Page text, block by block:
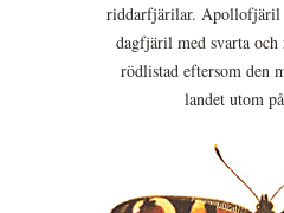
riddarfjärilar. Apollofjäril
dagfjäril med svarta och
rödlistad eftersom den
landet utom